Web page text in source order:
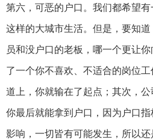
第六，可恶的户口。我们都希望
这样的大城市生活。但是，要知
员和没户口的老板，哪一个更让
了一个你不喜欢、不适合的岗位
道上，你就输在了起点；其次，
你最后就能拿到户口，因为户口
影响，一切皆有可能发生，所以